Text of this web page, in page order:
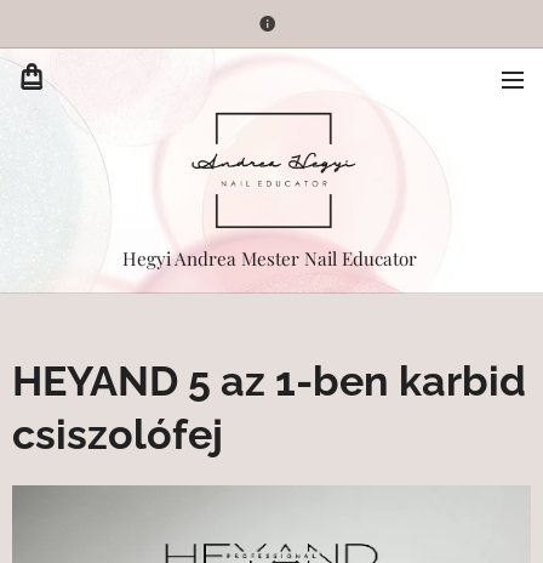
Hegyi Andrea Mester Nail Educator
HEYAND 5 az 1-ben karbid
csiszolófej